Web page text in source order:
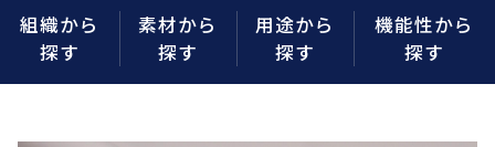
組織から
探す
素材から
探す
用途から
探す
機能性から
探す
商品をさがす
組織から探す